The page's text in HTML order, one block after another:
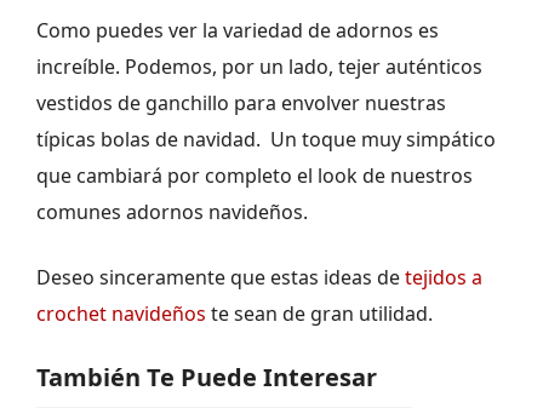
Como puedes ver la variedad de adornos es
increíble. Podemos, por un lado, tejer auténticos
vestidos de ganchillo para envolver nuestras
típicas bolas de navidad. Un toque muy simpático
que cambiará por completo el look de nuestros
comunes adornos navideños.
Deseo sinceramente que estas ideas detejidos a
crochet navideños te sean de gran utilidad.
También Te Puede Interesar